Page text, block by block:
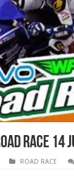
Race 14
ROAD RACE